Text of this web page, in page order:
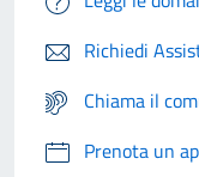
Richiedi
Chiama il
Prenota un